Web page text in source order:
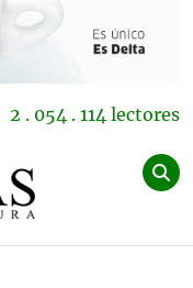
2 . 054 . 114 lectores